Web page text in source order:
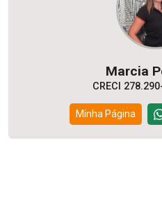
Marcia
CRECI
Minha Página